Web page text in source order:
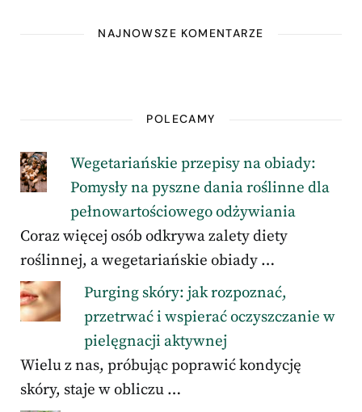
NAJNOWSZE KOMENTARZE
POLECAMY
Wegetariańskie przepisy na obiady:
Pomysły na pyszne dania roślinne dla
pełnowartościowego odżywiania
Coraz więcej osób odkrywa zalety diety
roślinnej, a wegetariańskie obiady …
Purging skóry: jak rozpoznać,
przetrwać i wspierać oczyszczanie w
pielęgnacji aktywnej
Wielu z nas, próbując poprawić kondycję
skóry, staje w obliczu …